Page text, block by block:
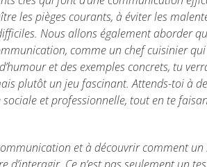
les pièges courants, à éviter les
Nous allons également aborder
comme un chef cuisinier
et des exemples concrets, tu
plutôt un jeu fascinant. Attends-toi à
et professionnelle, tout en te
et à découvrir comment un